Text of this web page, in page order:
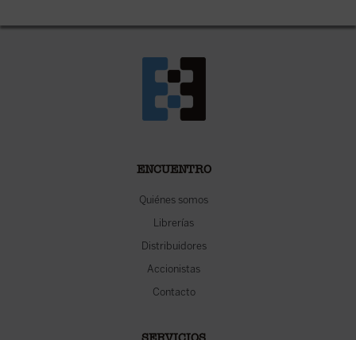
ENCUENTRO
Quiénes somos
Librerías
Distribuidores
Accionistas
Contacto